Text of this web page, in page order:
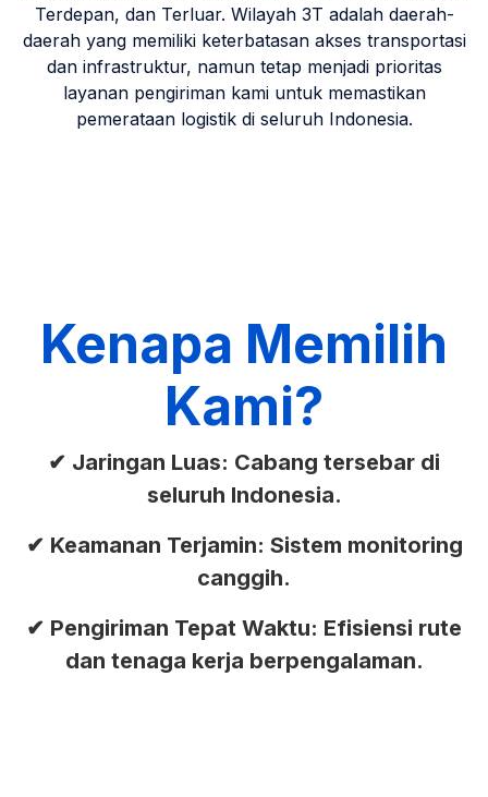
Terdepan, dan Terluar. Wilayah 3T adalah daerah-
daerah yang memiliki keterbatasan akses transportasi
dan infrastruktur, namun tetap menjadi prioritas
layanan pengiriman kami untuk memastikan
pemerataan logistik di seluruh Indonesia.
Kenapa Memilih
Kami?
✔ Jaringan Luas: Cabang tersebar di
seluruh Indonesia.
✔ Keamanan Terjamin: Sistem monitoring
canggih.
✔ Pengiriman Tepat Waktu: Efisiensi rute
dan tenaga kerja berpengalaman.